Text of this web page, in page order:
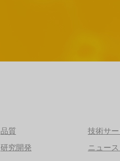
品質 技術サー
研究開発 ニュー